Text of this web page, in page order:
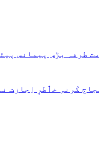
کَرنہِ خٲطرٕ اِجازت